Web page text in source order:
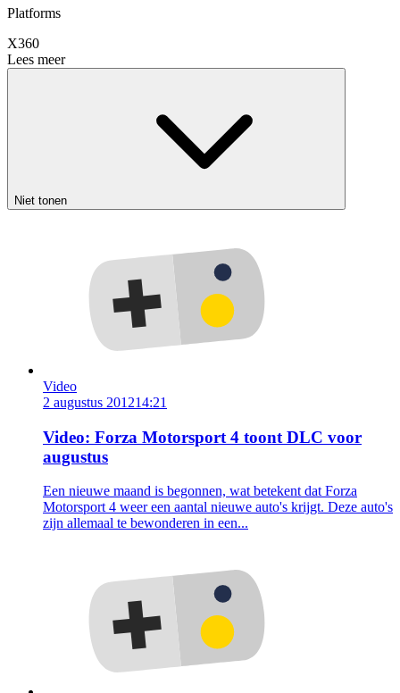
Platforms
X360
Lees meer
Niet tonen
Video
2 augustus 201214:21
Video: Forza Motorsport 4 toont DLC voor
augustus
Een nieuwe maand is begonnen, wat betekent dat Forza
Motorsport 4 weer een aantal nieuwe auto's krijgt. Deze auto's
zijn allemaal te bewonderen in een...